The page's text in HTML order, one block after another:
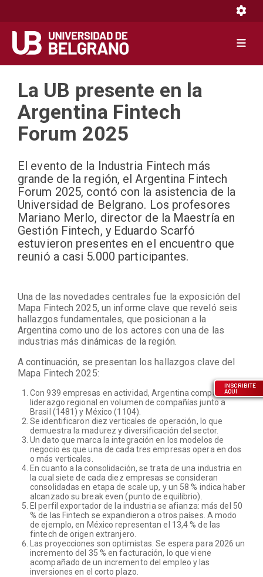
principal
La UB presente en la
Argentina Fintech
Forum 2025
El evento de la Industria Fintech más
grande de la región, el Argentina Fintech
Forum 2025, contó con la asistencia de la
Universidad de Belgrano. Los profesores
Mariano Merlo, director de la Maestría en
Gestión Fintech, y Eduardo Scarfó
estuvieron presentes en el encuentro que
reunió a casi 5.000 participantes.
Una de las novedades centrales fue la exposición del
Mapa Fintech 2025, un informe clave que reveló seis
hallazgos fundamentales, que posicionan a la
Argentina como uno de los actores con una de las
industrias más dinámicas de la región.
A continuación, se presentan los hallazgos clave del
Mapa Fintech 2025:
Con 939 empresas en actividad, Argentina comparte el
liderazgo regional en volumen de compañías junto a
Brasil (1481) y México (1104).
Se identificaron diez verticales de operación, lo que
demuestra la madurez y diversificación del sector.
Un dato que marca la integración en los modelos de
negocio es que una de cada tres empresas opera en dos
o más verticales.
En cuanto a la consolidación, se trata de una industria en
la cual siete de cada diez empresas se consideran
consolidadas en etapa de scale up, y un 58 % indica haber
alcanzado su break even (punto de equilibrio).
El perfil exportador de la industria se afianza: más del 50
% de las Fintech se expandieron a otros países. A modo
de ejemplo, en México representan el 13,4 % de las
fintech de origen extranjero.
Las proyecciones son optimistas. Se espera para 2026 un
incremento del 35 % en facturación, lo que viene
acompañado de un incremento del empleo y las
inversiones en el corto plazo.
INSCRIBITE
AQUÍ